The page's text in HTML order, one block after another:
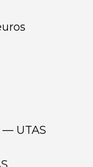
— UTAS